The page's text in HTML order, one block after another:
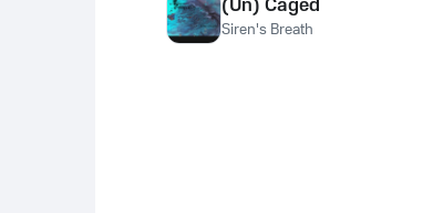
(Un) Caged
Siren's Breath